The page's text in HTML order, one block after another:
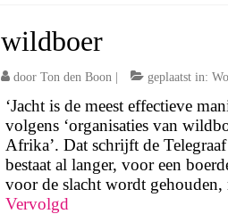
wildboer
door Ton den Boon| geplaatst in:
‘Jacht is de meest effectieve
volgens ‘organisaties van
Afrika’. Dat schrijft de
bestaat al langer, voor een
voor de slacht wordt
Vervolgd